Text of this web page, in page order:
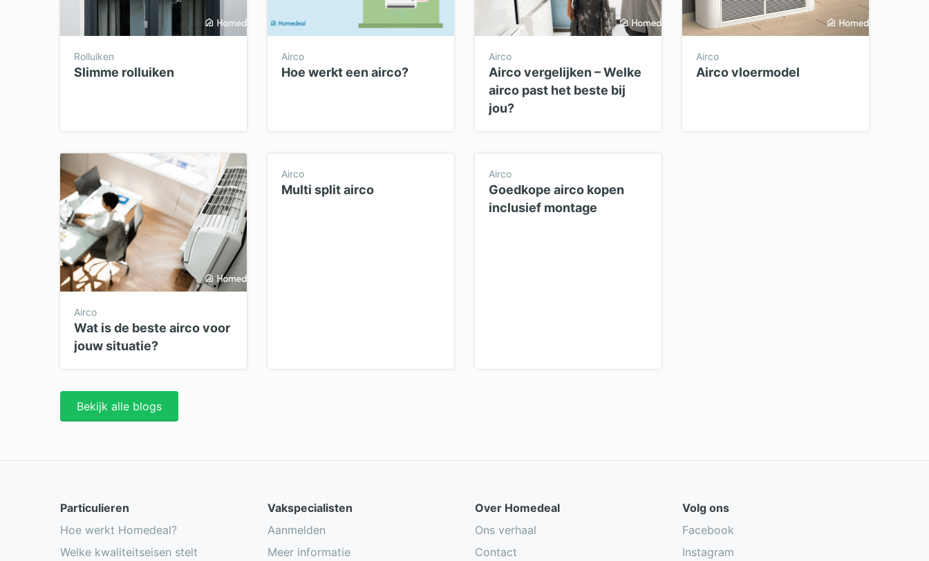
Rolluiken
Slimme rolluiken
Airco
Hoe werkt een airco?
Airco
Airco vergelijken – Welke
airco past het beste bij
jou?
Airco
Airco vloermodel
Airco
Wat is de beste airco voor
jouw situatie?
Airco
Multi split airco
Airco
Goedkope airco kopen
inclusief montage
Bekijk alle blogs
Particulieren
Hoe werkt Homedeal?
Welke kwaliteitseisen stelt
Vakspecialisten
Aanmelden
Meer informatie
Over Homedeal
Ons verhaal
Contact
Volg ons
Facebook
Instagram